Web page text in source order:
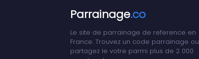
Parrainage.co
Le site de parrainage de reference en
France. Trouvez un code parrainage ou
partagez le votre parmi plus de 2 000